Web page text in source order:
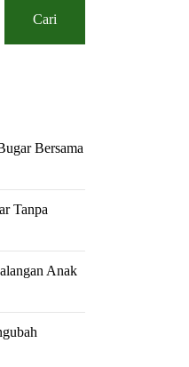
Cari
Bersama
Tanpa
Anak